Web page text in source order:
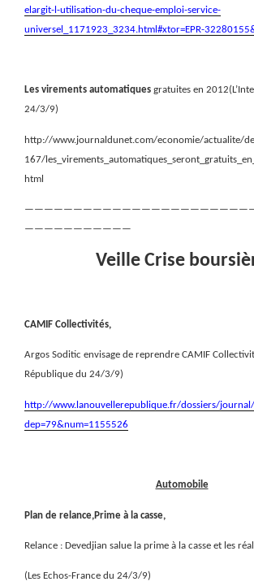
elargit-l-utilisation-du-cheque-emploi-service-
universel_1171923_3234.html#xtor=EPR-
Les virements automatiques gratuites en
24/3/9)
http://www.journaldunet.com/economie/actualite/
167/
html
———————————
Veille Crise
CAMIF Collectivités,
Argos Soditic envisage de reprendre CAMIF
République du 24/3/9)
http://www.lanouvellerepublique.fr/dossiers/
dep=79&num=1155526
Automobile
Plan de relance,Prime à la casse,
Relance : Devedjian salue la prime à la casse et les
(Les Echos-France du 24/3/9)